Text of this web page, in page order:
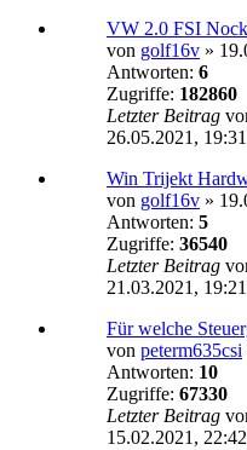
VW 2.0 FSI
von golf16v »
Antworten: 6
Zugriffe: 182860
Letzter Beitrag
26.05.2021, 19:31
Win Trijekt
von golf16v »
Antworten: 5
Zugriffe: 36540
Letzter Beitrag
21.03.2021, 19:21
Für welche
von peterm635csi
Antworten: 10
Zugriffe: 67330
Letzter Beitrag
15.02.2021, 22:42